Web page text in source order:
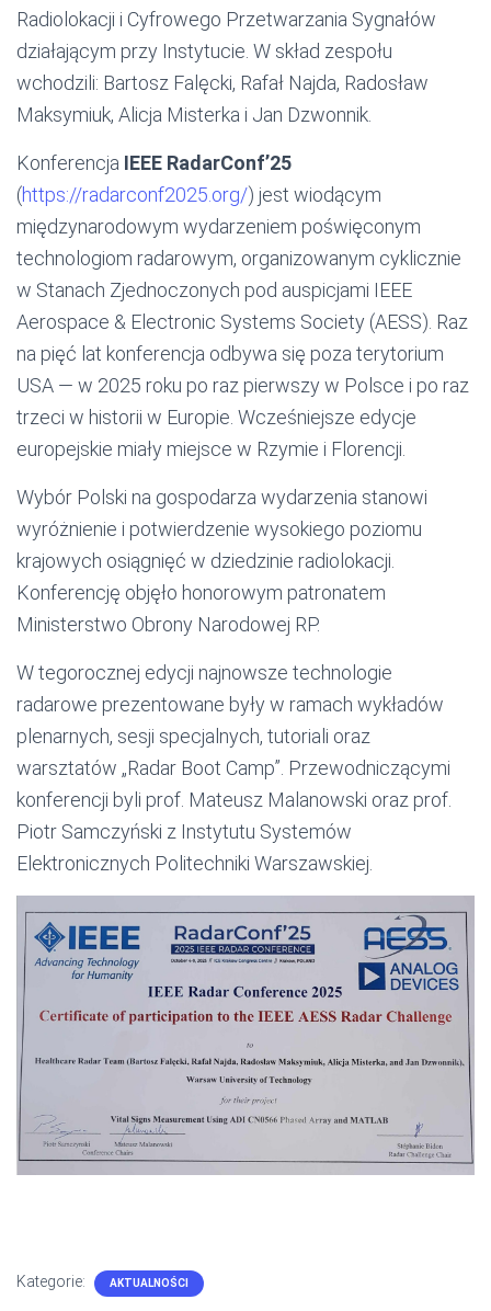
Radiolokacji i Cyfrowego Przetwarzania Sygnałów
działającym przy Instytucie. W skład zespołu
wchodzili: Bartosz Falęcki, Rafał Najda, Radosław
Maksymiuk, Alicja Misterka i Jan Dzwonnik.
Konferencja IEEE RadarConf’25
(https://radarconf2025.org/) jest wiodącym
międzynarodowym wydarzeniem poświęconym
technologiom radarowym, organizowanym cyklicznie
w Stanach Zjednoczonych pod auspicjami IEEE
Aerospace & Electronic Systems Society (AESS). Raz
na pięć lat konferencja odbywa się poza terytorium
USA — w 2025 roku po raz pierwszy w Polsce i po raz
trzeci w historii w Europie. Wcześniejsze edycje
europejskie miały miejsce w Rzymie i Florencji.
Wybór Polski na gospodarza wydarzenia stanowi
wyróżnienie i potwierdzenie wysokiego poziomu
krajowych osiągnięć w dziedzinie radiolokacji.
Konferencję objęło honorowym patronatem
Ministerstwo Obrony Narodowej RP.
W tegorocznej edycji najnowsze technologie
radarowe prezentowane były w ramach wykładów
plenarnych, sesji specjalnych, tutoriali oraz
warsztatów „Radar Boot Camp”. Przewodniczącymi
konferencji byli prof. Mateusz Malanowski oraz prof.
Piotr Samczyński z Instytutu Systemów
Elektronicznych Politechniki Warszawskiej.
Kategorie: AKTUALNOŚCI